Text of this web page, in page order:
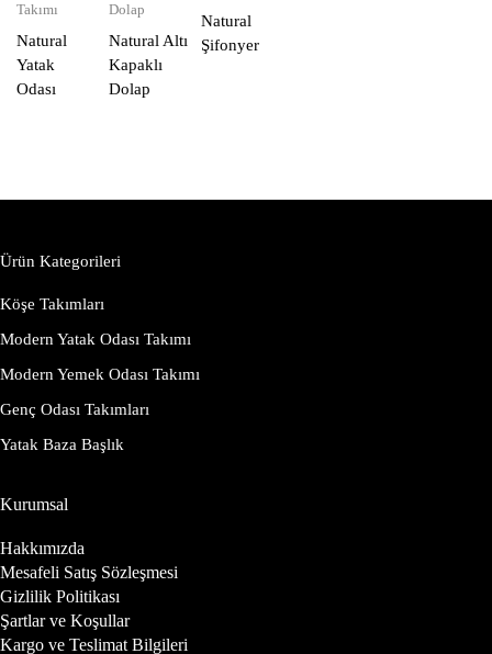
Takımı
Natural
Yatak
Odası
Dolap
Natural Altı
Kapaklı
Dolap
Natural
Şifonyer
Ürün Kategorileri
Köşe Takımları
Modern Yatak Odası Takımı
Modern Yemek Odası Takımı
Genç Odası Takımları
Yatak Baza Başlık
Kurumsal
Hakkımızda
Mesafeli Satış Sözleşmesi
Gizlilik Politikası
Şartlar ve Koşullar
Kargo ve Teslimat Bilgileri